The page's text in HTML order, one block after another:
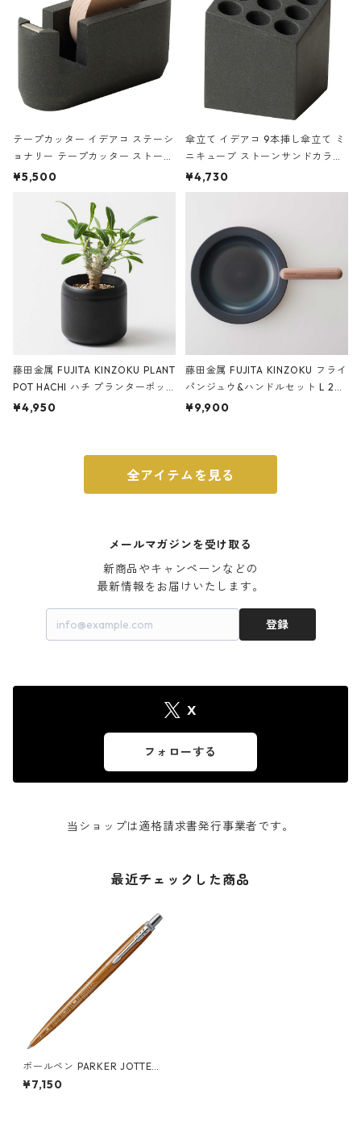
テープカッター イデアコ ステーシ
ョナリー テープカッター ストーン
サンドカラー 石調 ideaco Station
¥5,500
傘立て イデアコ 9本挿し傘立て ミ
ニキューブ ストーンサンドカラー
石調 ideaco Umbrella Stand CUB
E ストーンサンドブラック
¥4,730
藤田金属 FUJITA KINZOKU PLANT
POT HACHI ハチ プランターポッ
ト 3号 ブラック
¥4,950
藤田金属 FUJITA KINZOKU フライ
パンジュウ&ハンドルセット L 24c
m ガス火・IH対応 鉄フライパン
¥9,900
全アイテムを見る
メールマガジンを受け取る
新商品やキャンペーンなどの
最新情報をお届けいたします。
登録
X
フォローする
当ショップは適格請求書発行事業者です。
最近チェックした商品
ボールペン PARKER JOTTER
SPECIAL EDITION 2024 RO
ME パーカー ジョッター スペ
¥7,150